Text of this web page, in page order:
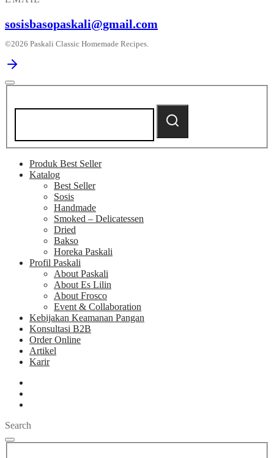
sosisbasopaskali@gmail.com
©2026 Paskali Classic Homemade Recipes.
Search
Produk Best Seller
Katalog
Best Seller
Sosis
Handmade
Smoked – Delicatessen
Dried
Bakso
Horeka Paskali
Profil Paskali
About Paskali
About Es Lilin
About Frosco
Event & Collaboration
Kebijakan Keamanan Pangan
Konsultasi B2B
Order Online
Artikel
Karir
Search
Search